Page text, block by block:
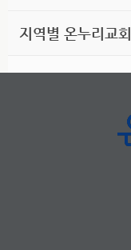
지역별 온누리교회